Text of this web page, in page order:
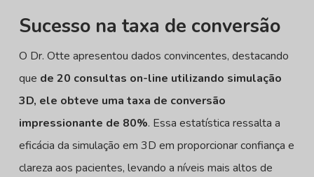
Sucesso na taxa de conversão
O Dr. Otte apresentou dados convincentes, destacando
que de 20 consultas on-line utilizando simulação
3D, ele obteve uma taxa de conversão
impressionante de 80%. Essa estatística ressalta a
eficácia da simulação em 3D em proporcionar confiança e
clareza aos pacientes, levando a níveis mais altos de